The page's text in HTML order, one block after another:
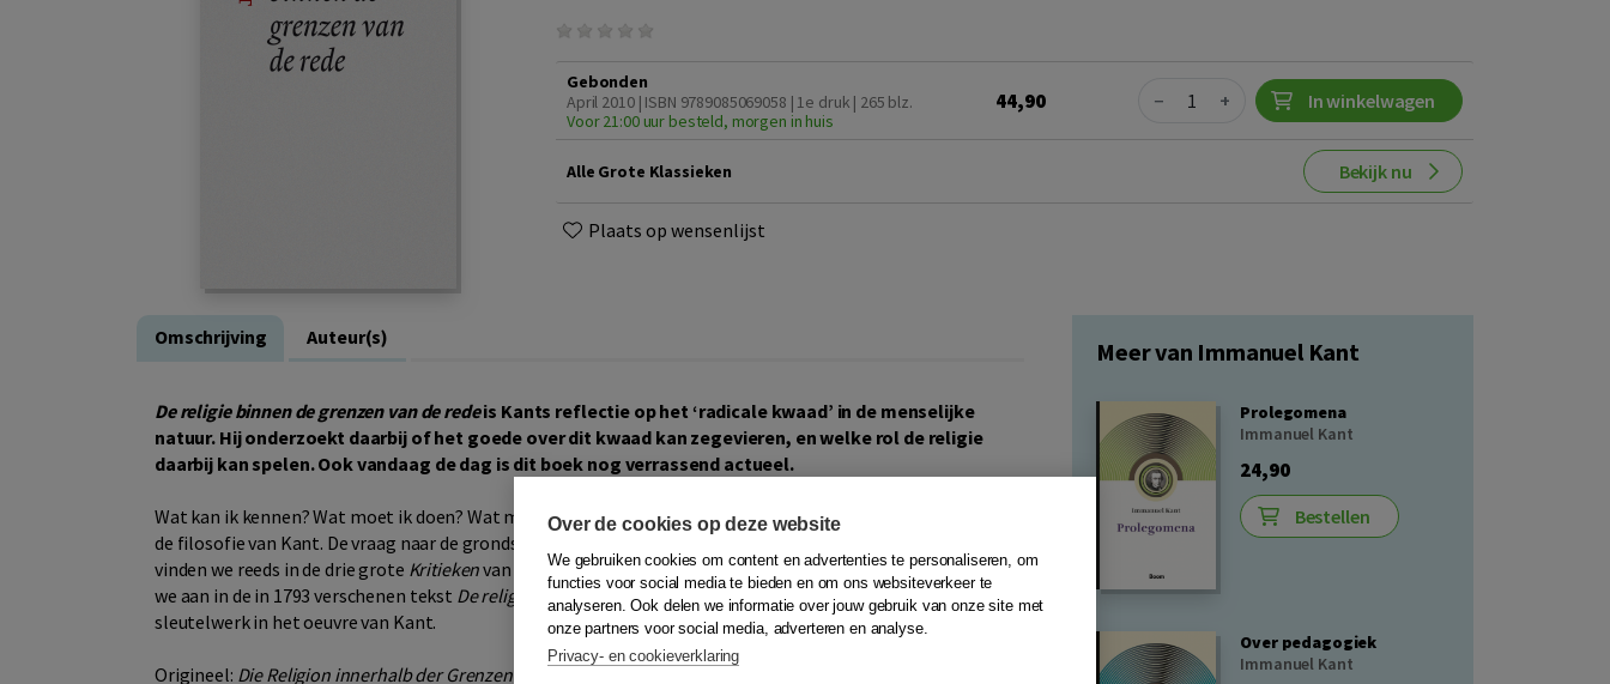
Gebonden
April 2010 | ISBN 9789085069058 | 1e druk | 265 blz.
Voor 21:00 uur besteld, morgen in huis
44,90 Quantity
− + In winkelwagen
Alle Grote Klassieken Bekijk nu
Plaats op wensenlijst
Omschrijving Auteur(s)
De religie binnen de grenzen van de redeis Kants reflectie op het ‘radicale kwaad’ in de menselijke
natuur. Hij onderzoekt daarbij of het goede over dit kwaad kan zegevieren, en welke rol de religie
daarbij kan spelen. Ook vandaag de dag is dit boek nog verrassend actueel.
Wat kan ik kennen? Wat moet ik doen? Wat mag ik hopen? Deze drie vragen vormen het centrale punt in
de filosofie van Kant. De vraag naar de grondslag en de betekenis van het geloof (wat mag ik hopen?)
vinden we reeds in de drie grote Kritiekenvan Kant, maar de meest uitvoerige behandeling ervan treffen
we aan in de in 1793 verschenen tekst De religie binnen de grenzen van de rede. Het is nog altijd een
sleutelwerk in het oeuvre van Kant.
Origineel: Die Religion innerhalb der Grenzen blossen Vernunft
Meer van Immanuel Kant
Prolegomena
Immanuel Kant
24,90
Bestellen
Over pedagogiek
Immanuel Kant
Over de cookies op deze website
We gebruiken cookies om content en advertenties te personaliseren, om
functies voor social media te bieden en om ons websiteverkeer te
analyseren. Ook delen we informatie over jouw gebruik van onze site met
onze partners voor social media, adverteren en analyse.
Privacy- en cookieverklaring